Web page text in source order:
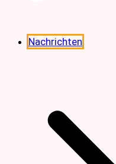
Nachrichten